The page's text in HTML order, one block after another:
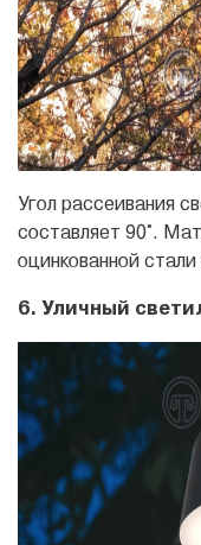
Угол рассеивания
составляет 90°.
оцинкованной
6. Уличный